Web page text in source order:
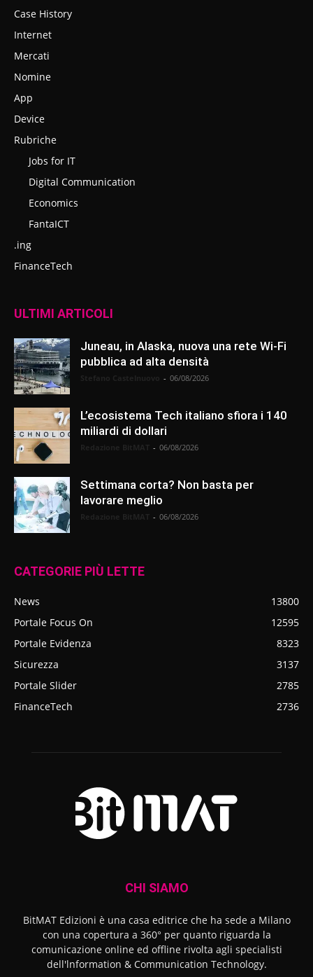
Case History
Internet
Mercati
Nomine
App
Device
Rubriche
Jobs for IT
Digital Communication
Economics
FantaICT
.ing
FinanceTech
ULTIMI ARTICOLI
Juneau, in Alaska, nuova una rete Wi-Fi
pubblica ad alta densità
- 06/08/2026
L’ecosistema Tech italiano sfiora i 140
miliardi di dollari
- 06/08/2026
Settimana corta? Non basta per
lavorare meglio
- 06/08/2026
CATEGORIE PIÙ LETTE
News
13800
Portale Focus On
12595
Portale Evidenza
8323
Sicurezza
3137
Portale Slider
2785
FinanceTech
2736
CHI SIAMO
BitMAT Edizioni è una casa editrice che ha sede a Milano
con una copertura a 360° per quanto riguarda la
comunicazione online ed offline rivolta agli specialisti
dell'lnformation & Communication Technology.